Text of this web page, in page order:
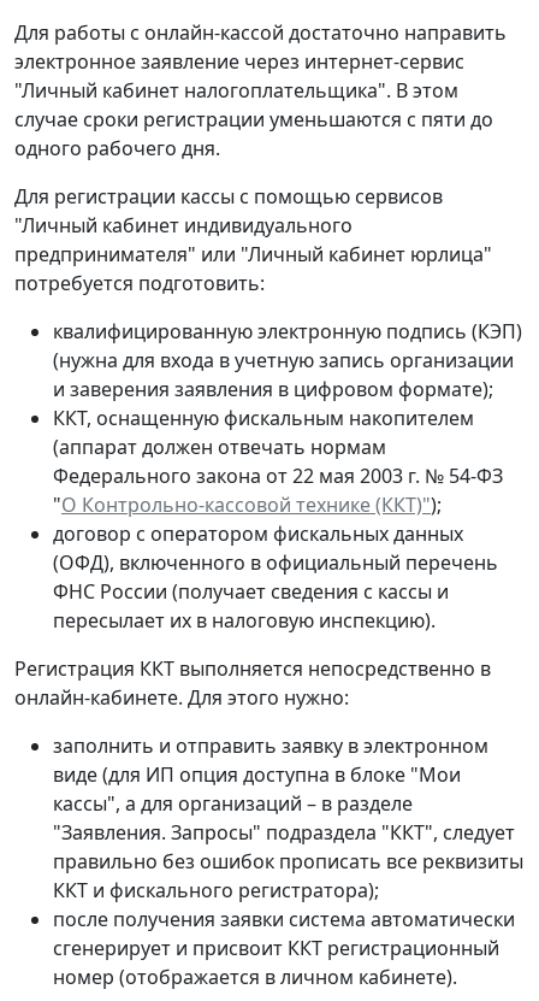
Для работы с онлайн-кассой достаточно направить
электронное заявление через интернет-сервис
"Личный кабинет налогоплательщика". В этом
случае сроки регистрации уменьшаются с пяти до
одного рабочего дня.
Для регистрации кассы с помощью сервисов
"Личный кабинет индивидуального
предпринимателя" или "Личный кабинет юрлица"
потребуется подготовить:
квалифицированную электронную подпись (КЭП)
(нужна для входа в учетную запись организации
и заверения заявления в цифровом формате);
ККТ, оснащенную фискальным накопителем
(аппарат должен отвечать нормам
Федерального закона от 22 мая 2003 г. № 54-ФЗ
"О Контрольно-кассовой технике (ККТ)");
договор с оператором фискальных данных
(ОФД), включенного в официальный перечень
ФНС России (получает сведения с кассы и
пересылает их в налоговую инспекцию).
Регистрация ККТ выполняется непосредственно в
онлайн-кабинете. Для этого нужно:
заполнить и отправить заявку в электронном
виде (для ИП опция доступна в блоке "Мои
кассы", а для организаций – в разделе
"Заявления. Запросы" подраздела "ККТ", следует
правильно без ошибок прописать все реквизиты
ККТ и фискального регистратора);
после получения заявки система автоматически
сгенерирует и присвоит ККТ регистрационный
номер (отображается в личном кабинете).